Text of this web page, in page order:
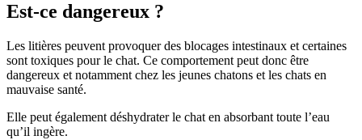
Est-ce dangereux ?
Les litières peuvent provoquer des blocages intestinaux et certaines
sont toxiques pour le chat. Ce comportement peut donc être
dangereux et notamment chez les jeunes chatons et les chats en
mauvaise santé.
Elle peut également déshydrater le chat en absorbant toute l’eau
qu’il ingère.